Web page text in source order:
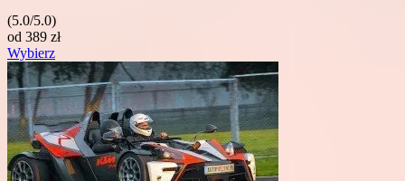
(5.0/5.0)
od 389 zł
Wybierz